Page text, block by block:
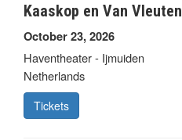
Kaaskop en Van Vleuten
October 23, 2026
Haventheater - Ijmuiden
Netherlands
Tickets